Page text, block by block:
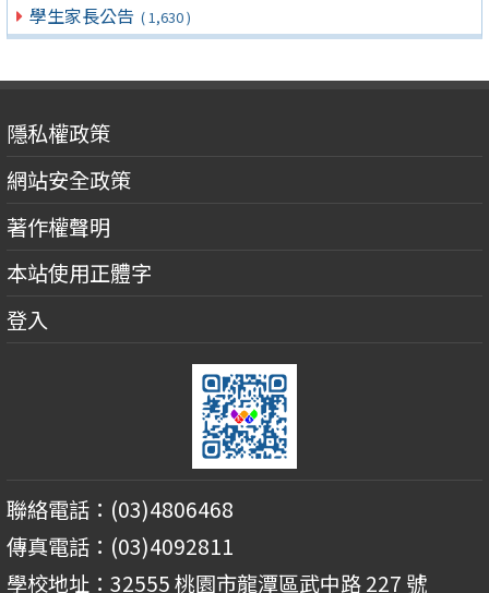
學生家長公告 ( 1,630 )
隱私權政策
網站安全政策
著作權聲明
本站使用正體字
登入
聯絡電話：(03)4806468
傳真電話：(03)4092811
學校地址：32555 桃園市龍潭區武中路 227 號